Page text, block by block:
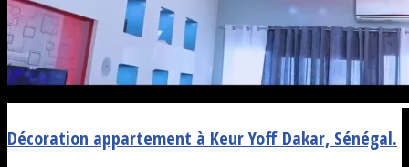
Décoration appartement à Keur Yoff Dakar, Sénégal.